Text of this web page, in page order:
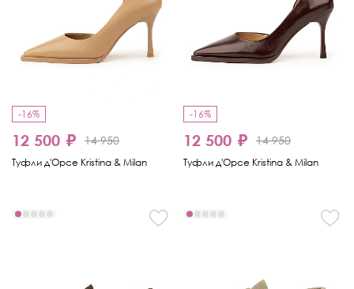
-16%
12 500 ₽ 14 950
Туфли д'Орсе Kristina & Milan
-16%
12 500 ₽ 14 950
Туфли д'Орсе Kristina & Milan